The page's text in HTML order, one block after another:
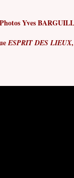
Yves
ESPRIT DES LIEUX